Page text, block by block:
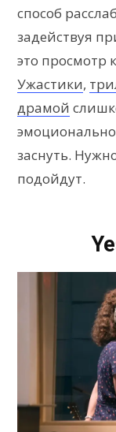
способ
задействуя
это просмотр
Ужастики,
драмой
заснуть.
подойдут.